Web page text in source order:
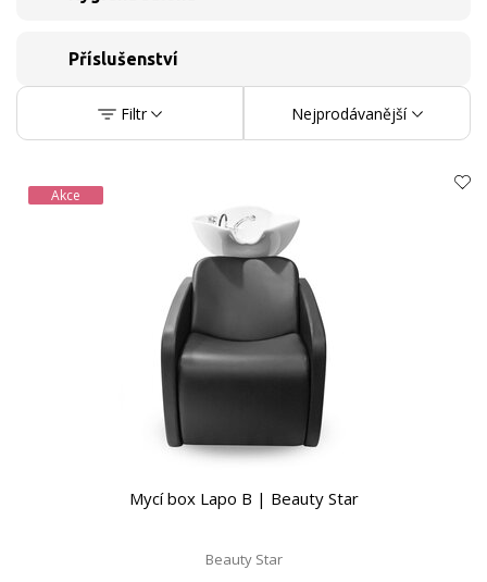
Příslušenství
Filtr Nejprodávanější
Akce
Mycí box Lapo B | Beauty Star
Beauty Star